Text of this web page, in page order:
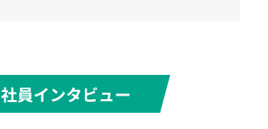
社員インタビュー